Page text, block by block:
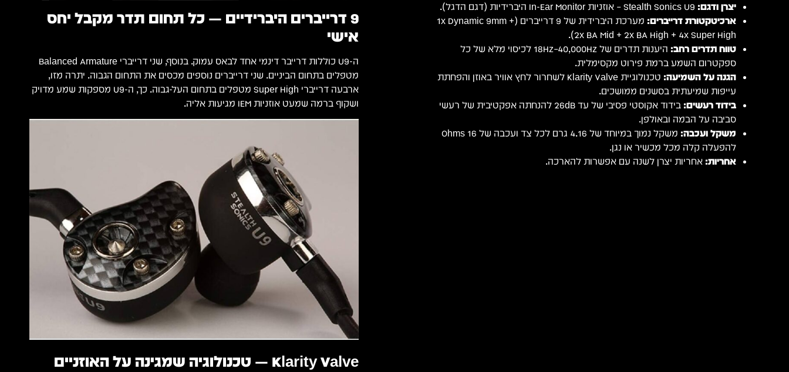
יצרן ודגם:
ארכיטקטורת דרייברים:
מערכת היברידית של 9 דרייברים (1x Dynamic 9mm +
2x BA Mid + 2x BA High + 4x Super High).
טווח תדרים רחב:
היענות תדרים של 18Hz–40,000Hz לכיסוי מלא של כל
ספקטרום השמע ברמת פירוט מקסימלית.
הגנה על השמיעה:
טכנולוגיית Klarity Valve לשחרור לחץ אוויר באוזן והפחתת
עייפות שמיעתית בסשנים ממושכים.
בידוד רעשים:
בידוד אקוסטי פסיבי של עד 26dB להנחתה אפקטיבית של רעשי
סביבה על הבמה ובאולפן.
משקל ועכבה:
משקל נמוך במיוחד של 4.16 גרם לכל צד ועכבה של 16 Ohms
להפעלה קלה מכל מכשיר או נגן.
אחריות: אחריות יצרן לשנה עם אפשרות להארכה.
9 דרייברים היברידיים — כל תחום תדר מקבל יחס
אישי
ה-U9 כוללות דרייבר דינמי אחד לבאס עמוק. בנוסף, שני דרייברי Balanced Armature
מטפלים בתחום הביניים. שני דרייברים נוספים מכסים את התחום הגבוה. יתרה מזו,
ארבעה דרייברי Super High מטפלים בתחום העל-גבוה. כך, ה-U9 מספקות שמע מדויק
ושקוף ברמה שמעט אוזניות IEM מגיעות אליה.
Klarity Valve — טכנולוגיה שמגינה על האוזניים